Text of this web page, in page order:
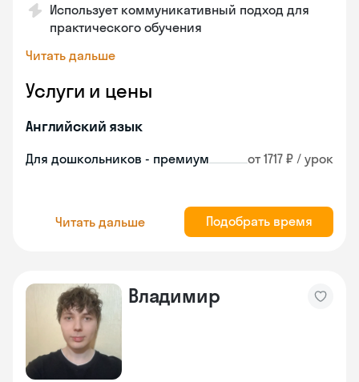
Использует коммуникативный подход для
практического обучения
Читать дальше
Услуги и цены
Английский язык
Для дошкольников - премиум от 1717 ₽ / урок
Читать дальше Подобрать время
Владимир